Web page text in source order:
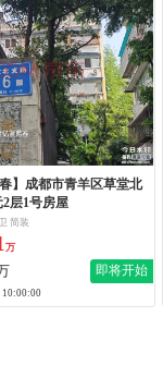
层1号房屋
简装
万
即将开始
10:00:00